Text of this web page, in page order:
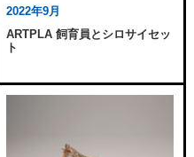
2022年9月
ARTPLA 飼育員とシロサイセッ
ト